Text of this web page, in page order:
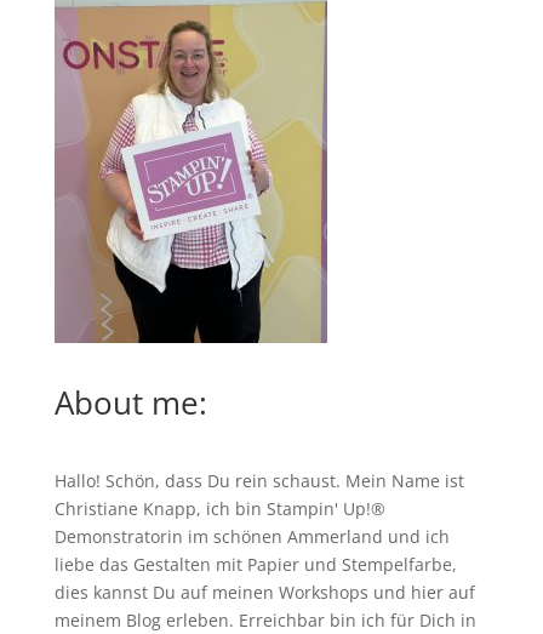
About me:
Hallo! Schön, dass Du rein schaust. Mein Name ist
Christiane Knapp, ich bin Stampin' Up!®
Demonstratorin im schönen Ammerland und ich
liebe das Gestalten mit Papier und Stempelfarbe,
dies kannst Du auf meinen Workshops und hier auf
meinem Blog erleben. Erreichbar bin ich für Dich in